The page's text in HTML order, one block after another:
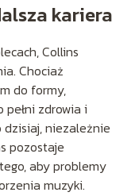
kariera
Collins
Chociaż
do formy,
zdrowia i
dzisiaj, niezależnie
pozostaje
aby problemy
muzyki.